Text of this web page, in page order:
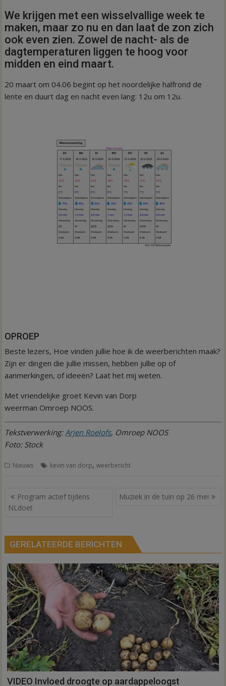
We krijgen met een wisselvallige week te
maken, maar zo nu en dan laat de zon zich
ook even zien. Zowel de nacht- als de
dagtemperaturen liggen te hoog voor
midden en eind maart.
20 maart om 04.06 begint op het noordelijke halfrond de
lente en duurt dag en nacht even lang: 12u om 12u.
OPROEP
Beste lezers, Hoe vinden jullie hoe ik de weerberichten maak?
Zijn er dingen die jullie missen, hebben jullie op of
aanmerkingen, of ideeën? Laat het mij weten.
Met vriendelijke groet Kevin van Dorp
weerman Omroep NOOS.
Tekstverwerking:Arjen Roelofs, Omroep NOOS
Foto: Stock
Nieuws kevin van dorp,weerbericht
Bericht
navigatie
Program actief tijdens
NLdoet
Muziek in de tuin op 26 mei
GERELATEERDE BERICHTEN
VIDEO Invloed droogte op aardappeloogst